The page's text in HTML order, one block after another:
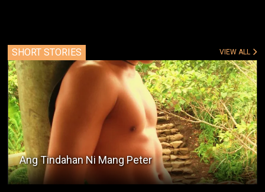
SHORT STORIES VIEW ALL
Ang Tindahan Ni Mang Peter